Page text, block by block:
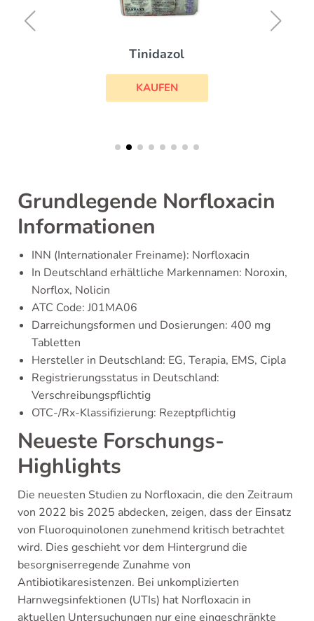
Tinidazol
KAUFEN
Grundlegende Norfloxacin
Informationen
INN (Internationaler Freiname): Norfloxacin
In Deutschland erhältliche Markennamen: Noroxin,
Norflox, Nolicin
ATC Code: J01MA06
Darreichungsformen und Dosierungen: 400 mg
Tabletten
Hersteller in Deutschland: EG, Terapia, EMS, Cipla
Registrierungsstatus in Deutschland:
Verschreibungspflichtig
OTC-/Rx-Klassifizierung: Rezeptpflichtig
Neueste Forschungs-
Highlights
Die neuesten Studien zu Norfloxacin, die den Zeitraum
von 2022 bis 2025 abdecken, zeigen, dass der Einsatz
von Fluoroquinolonen zunehmend kritisch betrachtet
wird. Dies geschieht vor dem Hintergrund die
besorgniserregende Zunahme von
Antibiotikaresistenzen. Bei unkomplizierten
Harnwegsinfektionen (UTIs) hat Norfloxacin in
aktuellen Untersuchungen nur eine eingeschränkte